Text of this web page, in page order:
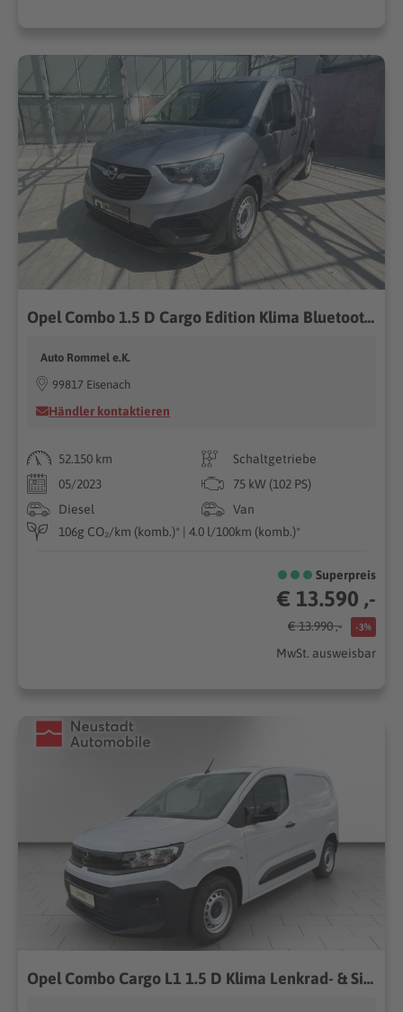
Opel Combo 1.5 D Cargo Edition Klima Bluetooth Tempom
Auto Rommel e.K.
99817 Eisenach
Händler kontaktieren
52.150 km
Schaltgetriebe
05/2023
75 kW (102 PS)
Diesel
Van
106g CO₂/km (komb.)* | 4.0 l/100km (komb.)*
Superpreis
€ 13.590 ,-
€ 13.990 ,- -3%
MwSt. ausweisbar
Opel Combo Cargo L1 1.5 D Klima Lenkrad- & Sitzheiz